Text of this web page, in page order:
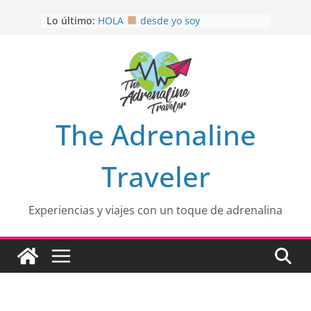
Lo último: HOLA
desde yo soy
EL SENDERO DEL CACAO: Excelente
opción
HOSPEDAJE AL NATURALSHH !!
OTRA PERSPECTIVA de RÍO EL
MULITO!
The Adrenaline
Traveler
Experiencias y viajes con un toque de adrenalina